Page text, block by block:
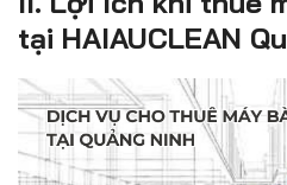
tại HAIAUCLEAN